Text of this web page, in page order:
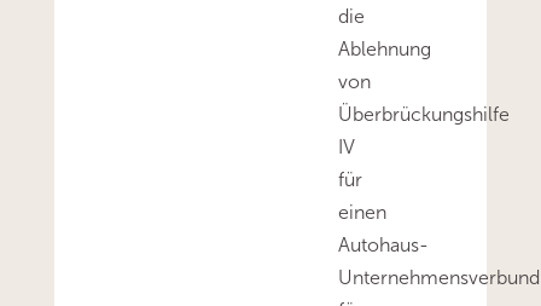
die
Ablehnung
von
Überbrückungshilfe
IV
für
einen
Autohaus-
Unternehmensverbund